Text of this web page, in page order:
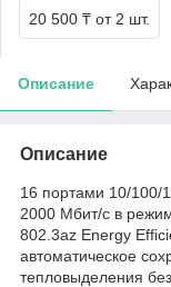
20 500 ₸ от 2 шт.
Описание
Описание
16 портами 10/100/
2000 Мбит/с в
802.3az Energy
автоматическое
тепловыделения